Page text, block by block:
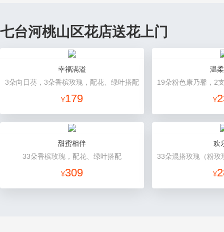
七台河桃山区花店送花上门
幸福满溢
3朵向日葵，3朵香槟玫瑰，配花、绿叶搭配
¥179
温
¥
甜蜜相伴
33朵香槟玫瑰，配花、绿叶搭配
¥309
欢
¥